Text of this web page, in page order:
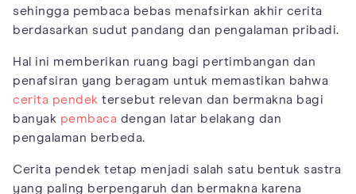
sehingga pembaca bebas menafsirkan akhir cerita
berdasarkan sudut pandang dan pengalaman pribadi.
Hal ini memberikan ruang bagi pertimbangan dan
penafsiran yang beragam untuk memastikan bahwa
cerita pendek tersebut relevan dan bermakna bagi
banyak pembaca dengan latar belakang dan
pengalaman berbeda.
Cerita pendek tetap menjadi salah satu bentuk sastra
yang paling berpengaruh dan bermakna karena